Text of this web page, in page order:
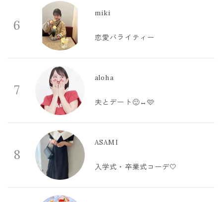
6
miki
恋愛バライティー
7
aloha
夫とデート🙂‍↔️🩷
8
ASAMI
入学式・卒業式コーデ🤍